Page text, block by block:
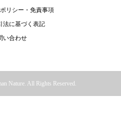
リシー・免責事項
法に基づく表記
い合わせ
Nature. All Rights Reserved.